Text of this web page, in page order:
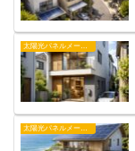
太陽光パネルメーカー